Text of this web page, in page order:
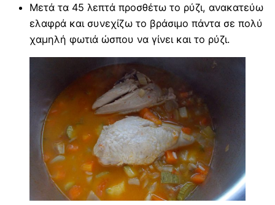
Μετά τα 45 λεπτά προσθέτω το ρύζι, ανακατεύω
ελαφρά και συνεχίζω το βράσιμο πάντα σε πολύ
χαμηλή φωτιά ώσπου να γίνει και το ρύζι.